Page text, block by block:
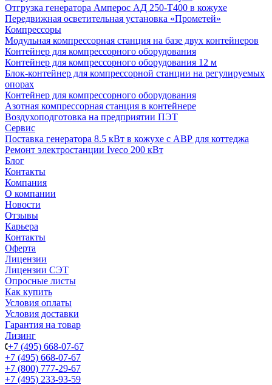
Отгрузка генератора Амперос АД 250-Т400 в кожухе
Передвижная осветительная установка «Прометей»
Компрессоры
Модульная компрессорная станция на базе двух контейнеров
Контейнер для компрессорного оборудования
Контейнер для компрессорного оборудования 12 м
Блок-контейнер для компрессорной станции на регулируемых
опорах
Контейнер для компрессорного оборудования
Азотная компрессорная станция в контейнере
Воздухоподготовка на предприятии ПЭТ
Сервис
Поставка генератора 8.5 кВт в кожухе с АВР для коттеджа
Ремонт электростанции Iveco 200 кВт
Блог
Контакты
Компания
О компании
Новости
Отзывы
Карьера
Контакты
Оферта
Лицензии
Лицензии СЭТ
Опросные листы
Как купить
Условия оплаты
Условия доставки
Гарантия на товар
Лизинг
+7 (495) 668-07-67
+7 (495) 668-07-67
+7 (800) 777-29-67
+7 (495) 233-93-59